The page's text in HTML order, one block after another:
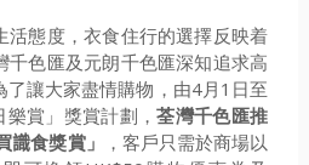
活態度，衣食住行的選擇反映着
千色匯及元朗千色匯深知追求高
了讓大家盡情購物，由4月 1 日至
樂賞」獎賞計劃，荃灣千色匯推
識食獎賞」
，客戶只需於商場以